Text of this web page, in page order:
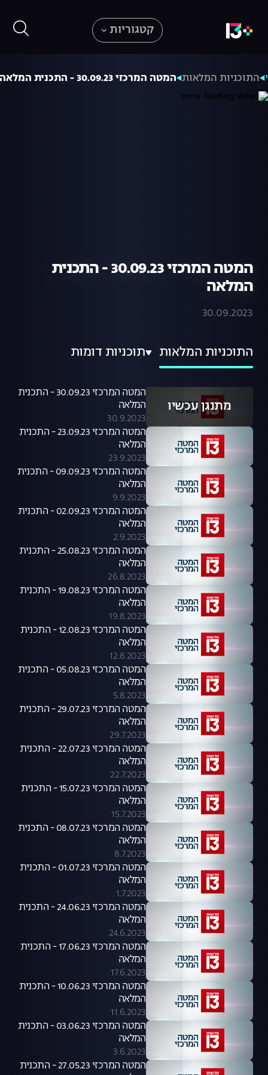
קטגוריות
התוכניות המלאות המטה המרכזי 30.09.23 - התכנית המלאה
המטה המרכזי 30.09.23 - התכנית
המלאה
30.09.2023
התוכניות המלאות תוכניות דומות
מתנגן עכשיו
המטה המרכזי 30.09.23 - התכנית
המלאה
30.9.2023
המטה המרכזי 23.09.23 - התכנית
המלאה
23.9.2023
המטה המרכזי 09.09.23 - התכנית
המלאה
9.9.2023
המטה המרכזי 02.09.23 - התכנית
המלאה
2.9.2023
המטה המרכזי 25.08.23 - התכנית
המלאה
26.8.2023
המטה המרכזי 19.08.23 - התכנית
המלאה
19.8.2023
המטה המרכזי 12.08.23 - התכנית
המלאה
12.8.2023
המטה המרכזי 05.08.23 - התכנית
המלאה
5.8.2023
המטה המרכזי 29.07.23 - התכנית
המלאה
29.7.2023
המטה המרכזי 22.07.23 - התכנית
המלאה
22.7.2023
המטה המרכזי 15.07.23 - התכנית
המלאה
15.7.2023
המטה המרכזי 08.07.23 - התכנית
המלאה
8.7.2023
המטה המרכזי 01.07.23 - התכנית
המלאה
1.7.2023
המטה המרכזי 24.06.23 - התכנית
המלאה
24.6.2023
המטה המרכזי 17.06.23 - התכנית
המלאה
17.6.2023
המטה המרכזי 10.06.23 - התכנית
המלאה
11.6.2023
המטה המרכזי 03.06.23 - התכנית
המלאה
3.6.2023
המטה המרכזי 27.05.23 - התכנית